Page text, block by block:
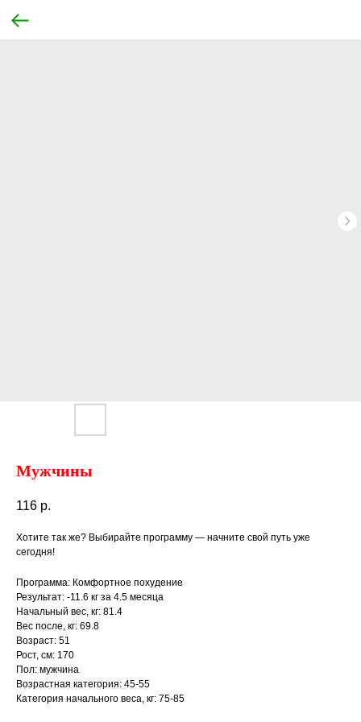
Мужчины
116 р.
Хотите так же? Выбирайте программу — начните свой путь уже
сегодня!
Программа: Комфортное похудение
Результат: -11.6 кг за 4.5 месяца
Начальный вес, кг: 81.4
Вес после, кг: 69.8
Возраст: 51
Рост, см: 170
Пол: мужчина
Возрастная категория: 45-55
Категория начального веса, кг: 75-85